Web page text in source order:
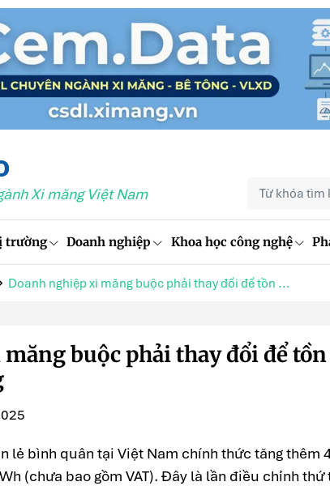
Xi măng Việt Nam
trường Doanh nghiệp Khoa học công nghệ
Doanh nghiệp xi măng buộc phải thay đổi để tồn ...
buộc phải thay đổi để
lẻ bình quân tại Việt Nam chính thức tăng thêm
(chưa bao gồm VAT). Đây là lần điều chỉnh thứ